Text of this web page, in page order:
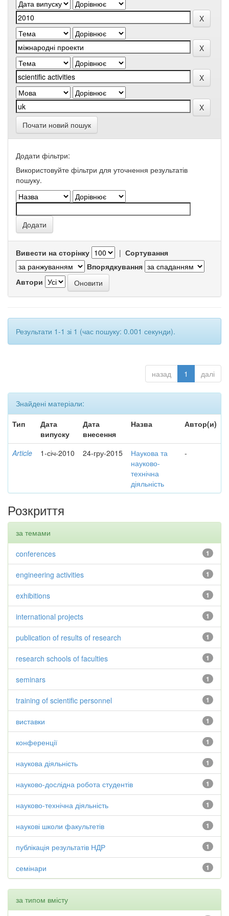
Почати новий пошук
Додати фільтри:
Використовуйте фільтри для уточнення результатів
пошуку.
Вивести на сторінку | Сортування
Впорядкування
Автори
Результати 1-1 зі 1 (час пошуку: 0.001 секунди).
назад 1 далі
Знайдені матеріали:
Тип
Дата
випуску
Дата
внесення
Назва Автор(и)
Article 1-січ-2010 24-гру-2015
Наукова та
науково-
технічна
діяльність
-
Розкриття
за темами
1
conferences
1
engineering activities
1
exhibitions
1
international projects
1
publication of results of research
1
research schools of faculties
1
seminars
1
training of scientific personnel
1
виставки
1
конференції
1
наукова діяльність
1
науково-дослідна робота студентів
1
науково-технічна діяльність
1
наукові школи факультетів
1
публікація результатів НДР
1
семінари
за типом вмісту